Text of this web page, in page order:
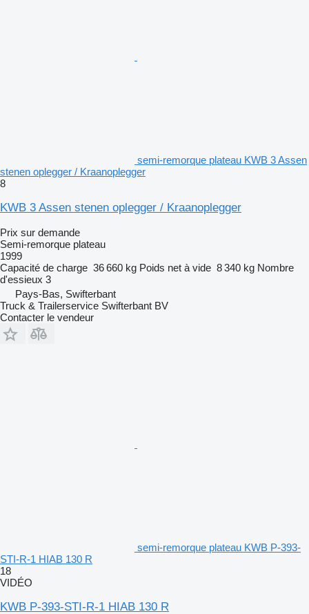
semi-remorque plateau KWB 3 Assen
stenen oplegger / Kraanoplegger
8
KWB 3 Assen stenen oplegger / Kraanoplegger
Prix sur demande
Semi-remorque plateau
1999
Capacité de charge 36 660 kg Poids net à vide 8 340 kg Nombre
d'essieux 3
Pays-Bas, Swifterbant
Truck & Trailerservice Swifterbant BV
Contacter le vendeur
semi-remorque plateau KWB P-393-
STI-R-1 HIAB 130 R
18
VIDÉO
KWB P-393-STI-R-1 HIAB 130 R